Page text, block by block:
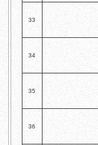
33
34
35
36